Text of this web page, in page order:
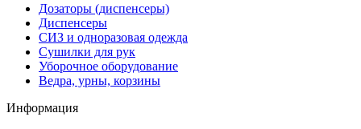
Дозаторы (диспенсеры)
Диспенсеры
СИЗ и одноразовая одежда
Сушилки для рук
Уборочное оборудование
Ведра, урны, корзины
Информация